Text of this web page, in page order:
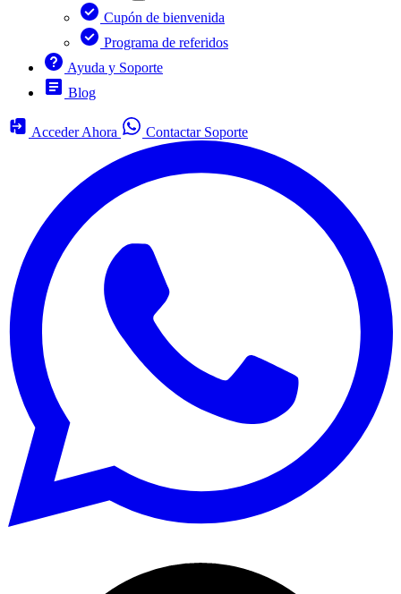
Cupón de bienvenida
Programa de referidos
Ayuda y Soporte
Blog
Acceder Ahora Contactar Soporte